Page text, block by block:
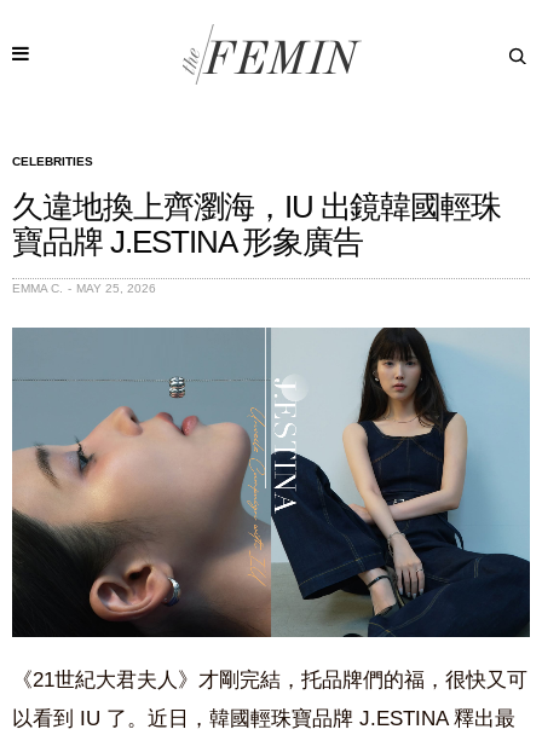
CELEBRITIES
久違地換上齊瀏海，IU 出鏡韓國輕珠
寶品牌 J.ESTINA 形象廣告
EMMA C. MAY 25, 2026
《21世紀大君夫人》才剛完結，托品牌們的福，很快又可
以看到 IU 了。近日，韓國輕珠寶品牌 J.ESTINA 釋出最